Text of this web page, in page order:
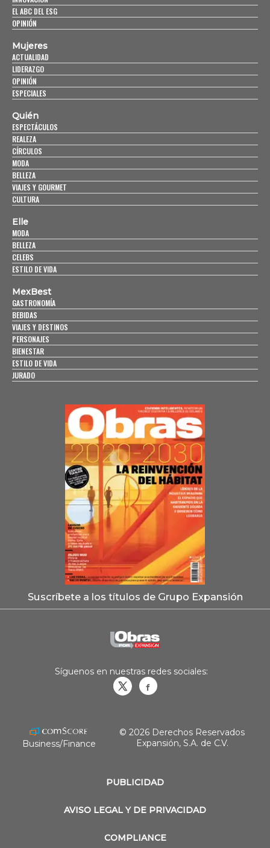
EL ABC DEL ESG
OPINIÓN
Mujeres
ACTUALIDAD
LIDERAZGO
OPINIÓN
ESPECIALES
Quién
ESPECTÁCULOS
REALEZA
CÍRCULOS
MODA
BELLEZA
VIAJES Y GOURMET
CULTURA
Elle
MODA
BELLEZA
CELEBS
ESTILO DE VIDA
MexBest
GASTRONOMÍA
BEBIDAS
VIAJES Y DESTINOS
PERSONAJES
BIENESTAR
ESTILO DE VIDA
JURADO
Suscríbete a los títulos de Grupo Expansión
PUBLICIDAD
AVISO LEGAL Y DE PRIVACIDAD
COMPLIANCE
Síguenos en nuestras redes sociales:
Business/Finance
© 2026 Derechos Reservados
Expansión, S.A. de C.V.